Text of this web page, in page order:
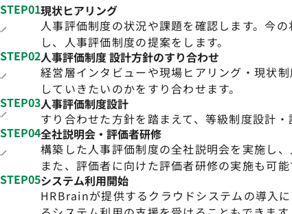
STEP01現状ヒアリング
人事評価制度の状況や課題を確認します。今
し、人事評価制度の提案をします。
STEP02人事評価制度 設計方針のすり合わせ
経営層インタビューや現場ヒアリング・現状
していきたいのかをすり合わせます。
STEP03人事評価制度設計
すり合わせた方針を踏まえて、等級制度設計
STEP04全社説明会・評価者研修
構築した人事評価制度の全社説明会を実施し
また、評価者に向けた評価者研修の実施も可能
STEP05システム利用開始
HRBrainが提供するクラウドシステムの導入